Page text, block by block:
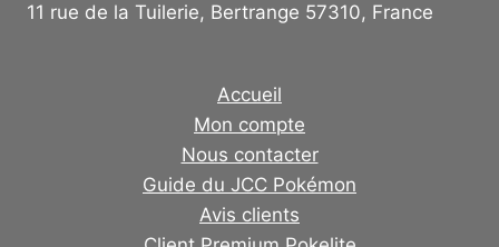
11 rue de la Tuilerie, Bertrange 57310, France
Accueil
Mon compte
Nous contacter
Guide du JCC Pokémon
Avis clients